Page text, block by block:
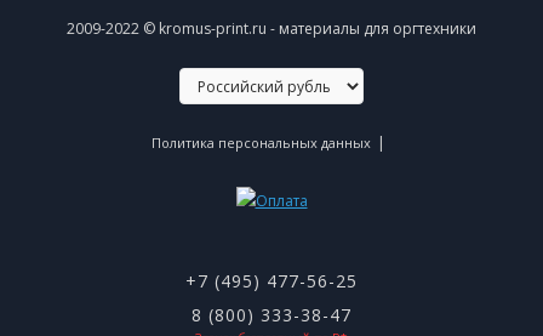
2009-2022 © kromus-print.ru - материалы для оргтехники
Политика персональных данных |
+7 (495) 477-56-25
8 (800) 333-38-47